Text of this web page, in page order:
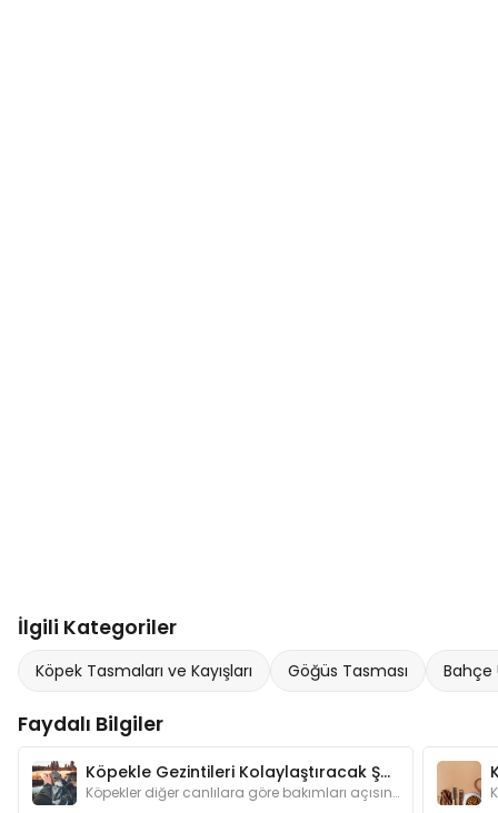
İlgili Kategoriler
Köpek Tasmaları ve Kayışları Göğüs Tasması Bahçe
Faydalı Bilgiler
Köpekle Gezintileri Kolaylaştıracak Şeyler
Köpekler diğer canlılara göre bakımları açısından bizlere daha bağımlı hayvanlardır. Gezintilere çıkarken dikkat etmemiz gerekenleri biliyor muyuz?